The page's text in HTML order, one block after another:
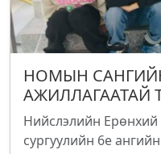
НОМЫН
АЖИЛЛАГААТАЙ
Нийслэлийн
сургуулийн 6е